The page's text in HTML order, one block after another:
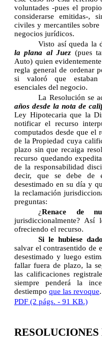
voluntades -pues el
considerarse emitidas-,
civiles y mercantiles
negocios jurídicos.
Visto así queda la
la plana al Juez (pues
Auto) quien
regla general de ordenar
si valoró que estaban
esenciales del negocio.
La Resolución se
años desde la nota de
Ley Hipotecaria que la
notificar el recurso
computados desde que el
de la Propiedad cuya
plazo sin que recaiga
recurso quedando
de la responsabilidad
decir, que se debe de
desestimado en su día y
la reclamación
preguntas:
¿Renace de
jurisdiccionalmente? Así
ofreciendo el recurso.
Si le hubiese
salvar el contrasentido de
desestimado y luego
fallar fuera de plazo, la
las calificaciones
siempre penderá la
destiempo que las revoque
PDF (2 págs. - 91 KB.)